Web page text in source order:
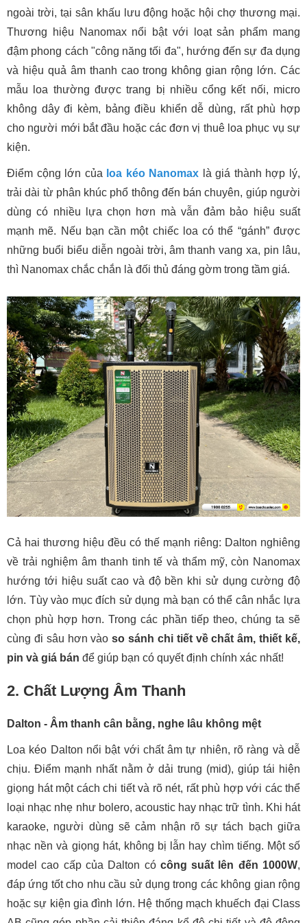
ngoài trời, tại sân khấu lưu động hoặc hội chợ thương mại.
Thương hiệu Nanomax nổi bật với loạt sản phẩm mang
đậm phong cách "công năng tối đa", hướng đến sự đa dụng
và hiệu quả âm thanh cao trong không gian rộng lớn. Các
mẫu loa thường được trang bị nhiều cổng kết nối, micro
không dây đi kèm, bảng điều khiển dễ dùng, rất phù hợp
cho người mới bắt đầu hoặc các đơn vị thuê loa phục vụ sự
kiện.
Điểm cộng lớn của loa kéo Nanomax là giá thành hợp lý,
trải dài từ phân khúc phổ thông đến bán chuyên, giúp người
dùng có nhiều lựa chọn hơn mà vẫn đảm bảo hiệu suất
mạnh mẽ. Nếu bạn cần một chiếc loa có thể “gánh” được
những buổi biểu diễn ngoài trời, âm thanh vang xa, pin lâu,
thì Nanomax chắc chắn là đối thủ đáng gờm trong tầm giá.
Cả hai thương hiệu đều có thế mạnh riêng: Dalton nghiêng
về trải nghiệm âm thanh tinh tế và thẩm mỹ, còn Nanomax
hướng tới hiệu suất cao và độ bền khi sử dụng cường độ
lớn. Tùy vào mục đích sử dụng mà bạn có thể cân nhắc lựa
chọn phù hợp hơn. Trong các phần tiếp theo, chúng ta sẽ
cùng đi sâu hơn vàoso sánh chi tiết về chất âm, thiết kế,
pin và giá bán để giúp bạn có quyết định chính xác nhất!
2. Chất Lượng Âm Thanh
Dalton - Âm thanh cân bằng, nghe lâu không mệt
Loa kéo Dalton nổi bật với chất âm tự nhiên, rõ ràng và dễ
chịu. Điểm mạnh nhất nằm ở dải trung (mid), giúp tái hiện
giọng hát một cách chi tiết và rõ nét, rất phù hợp với các thể
loại nhạc nhẹ như bolero, acoustic hay nhạc trữ tình. Khi hát
karaoke, người dùng sẽ cảm nhận rõ sự tách bạch giữa
nhạc nền và giọng hát, không bị lẫn hay chìm tiếng. Một số
model cao cấp của Dalton có công suất lên đến 1000W,
đáp ứng tốt cho nhu cầu sử dụng trong các không gian rộng
hoặc sự kiện gia đình lớn. Hệ thống mạch khuếch đại Class